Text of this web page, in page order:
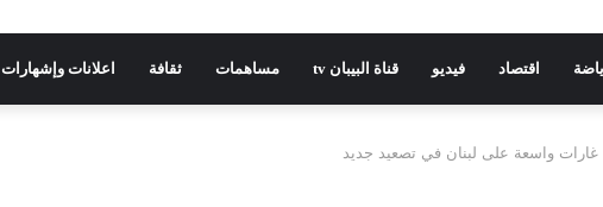
اقتصاد فيديو قناة البيبان tv مساهمات ثقافة اعلانات وإشهارات Pub
غارات واسعة على لبنان في تصعيد جديد